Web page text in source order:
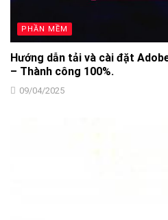
PHẦN MỀM
Hướng dẫn tải và cài đặt
– Thành công 100%.
09/04/2025